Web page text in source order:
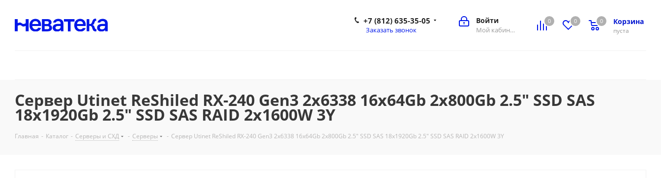
0 0 Корзина
0
пуста
0
Войти
Мой кабинет
+7 (812) 635-35-05
Заказать звонок
Сервер Utinet ReShiled RX-240 Gen3 2x6338 16x64Gb 2x800Gb 2.5" SSD SAS
18x1920Gb 2.5" SSD SAS RAID 2x1600W 3Y
Главная - Каталог - Серверы и СХД - Серверы - Сервер Utinet ReShiled RX-240 Gen3 2x6338 16x64Gb 2x800Gb 2.5" SSD SAS 18x1920Gb 2.5" SSD SAS RAID 2x1600W 3Y